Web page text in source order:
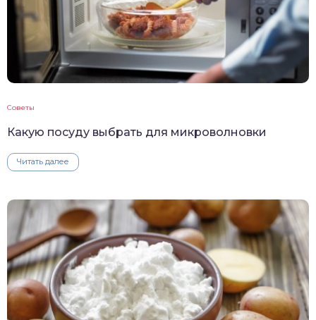
Советы
Какую посуду выбрать для микроволновки
Читать далее